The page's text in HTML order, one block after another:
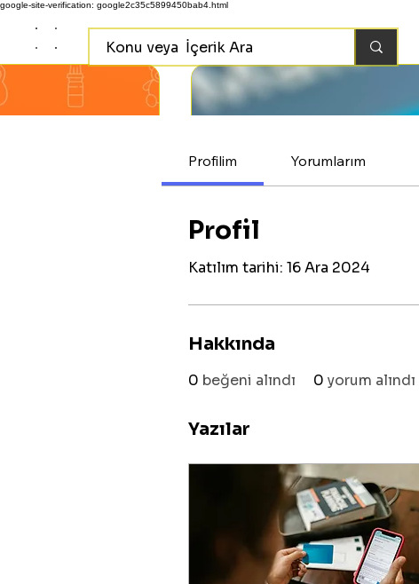
google-site-verification: google2c35c5899450bab4.html
Profilim Yorumlarım
Profil
Katılım tarihi: 16 Ara 2024
Hakkında
0 beğeni alındı 0 yorum alındı
Yazılar